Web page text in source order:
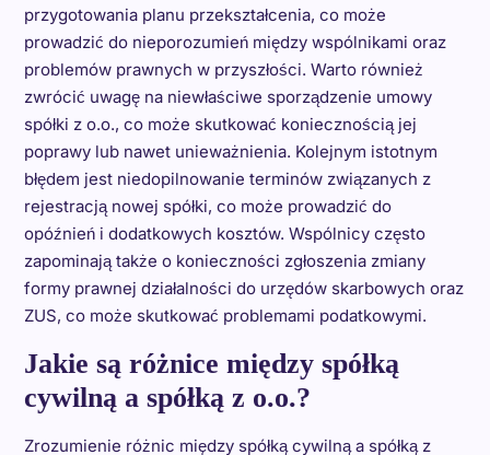
przygotowania planu przekształcenia, co może
prowadzić do nieporozumień między wspólnikami oraz
problemów prawnych w przyszłości. Warto również
zwrócić uwagę na niewłaściwe sporządzenie umowy
spółki z o.o., co może skutkować koniecznością jej
poprawy lub nawet unieważnienia. Kolejnym istotnym
błędem jest niedopilnowanie terminów związanych z
rejestracją nowej spółki, co może prowadzić do
opóźnień i dodatkowych kosztów. Wspólnicy często
zapominają także o konieczności zgłoszenia zmiany
formy prawnej działalności do urzędów skarbowych oraz
ZUS, co może skutkować problemami podatkowymi.
Jakie są różnice między spółką
cywilną a spółką z o.o.?
Zrozumienie różnic między spółką cywilną a spółką z